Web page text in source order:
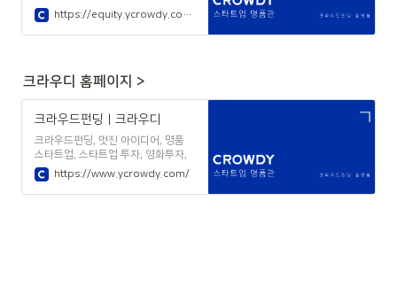
https://equity.ycrowdy.com/referral/company
크라우디 홈페이지 >
크라우드펀딩 | 크라우디
크라우드펀딩, 멋진 아이디어, 명품
스타트업, 스타트업 투자, 영화투자,
서베이, 설문조사, 크베이
https://www.ycrowdy.com/